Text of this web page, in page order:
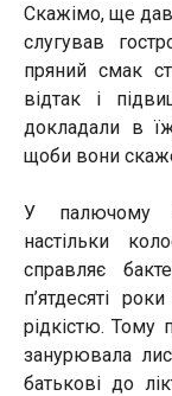
Скажімо, ще
слугував
пряний смак
відтак і
докладали в
щоби вони
У палючому
настільки
справляє
п’ятдесяті
рідкістю. Тому
занурювала
батькові до